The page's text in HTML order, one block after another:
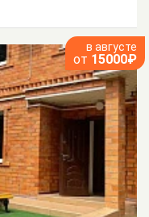
в августе
от 15000₽